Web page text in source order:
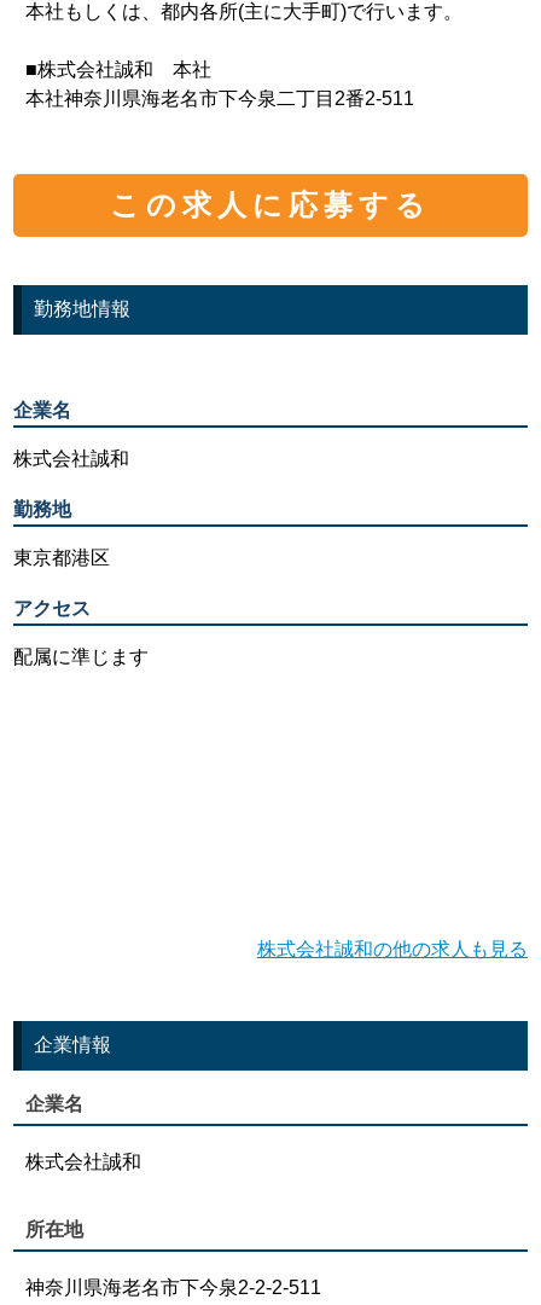
本社もしくは、都内各所(主に大手町)で行います。
■株式会社誠和 本社
本社神奈川県海老名市下今泉二丁目2番2-511
この求人に応募する
勤務地情報
企業名
株式会社誠和
勤務地
東京都港区
アクセス
配属に準じます
株式会社誠和の他の求人も見る
企業情報
企業名
株式会社誠和
所在地
神奈川県海老名市下今泉2-2-2-511